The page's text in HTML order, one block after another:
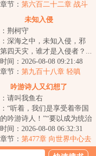
面对这位...
节： 第六百二十二章 战斗
本结局！
未知入侵
荆柯守
深海之中，未知入侵，邪
四天灾，谁才是入侵者？...
间：2026-08-08 09:21:48
节： 第九百十八章 轻嗔
吟游诗人又幻想了
请叫我鱼右
“听着，我们是享受着帝国
吟游诗人！”“要以成为统治
舌、贵族们的传声筒为己
然...
间：2026-08-08 06:32:31
节： 第477章 向世界中心去